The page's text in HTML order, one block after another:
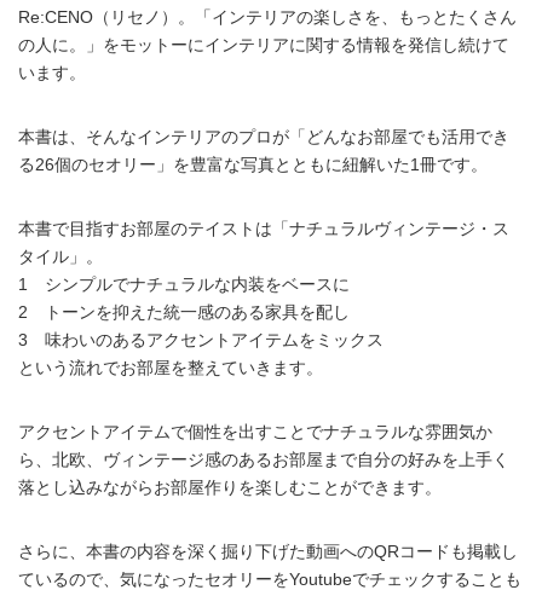
Re:CENO（リセノ）。「インテリアの楽しさを、もっとたくさん
の人に。」をモットーにインテリアに関する情報を発信し続けて
います。
本書は、そんなインテリアのプロが「どんなお部屋でも活用でき
る26個のセオリー」を豊富な写真とともに紐解いた1冊です。
本書で目指すお部屋のテイストは「ナチュラルヴィンテージ・ス
タイル」。
1 シンプルでナチュラルな内装をベースに
2 トーンを抑えた統一感のある家具を配し
3 味わいのあるアクセントアイテムをミックス
という流れでお部屋を整えていきます。
アクセントアイテムで個性を出すことでナチュラルな雰囲気か
ら、北欧、ヴィンテージ感のあるお部屋まで自分の好みを上手く
落とし込みながらお部屋作りを楽しむことができます。
さらに、本書の内容を深く掘り下げた動画へのQRコードも掲載し
ているので、気になったセオリーをYoutubeでチェックすることも